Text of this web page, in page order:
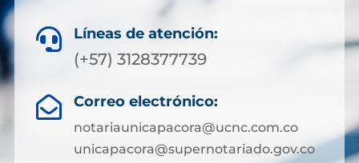
 Líneas de atención:
(+57) 3128377739
 Correo electrónico:
notariaunicapacora@ucnc.com.co
unicapacora@supernotariado.gov.co